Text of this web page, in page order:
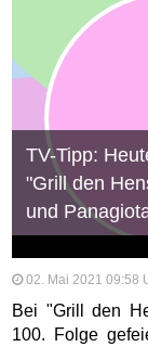
TV-Tipp:
"Grill den
und
02. Mai 2021 09:58
Bei "Grill den
100. Folge